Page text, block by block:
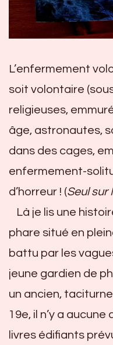
L’enfermement
soit volontaire
religieuses,
âge, astronautes,
dans des cages,
enfermement-
d’horreur ! (Seul sur
Là je lis une
phare situé en
battu par les
jeune gardien de
un ancien,
19e, il n’y a
livres édifiants